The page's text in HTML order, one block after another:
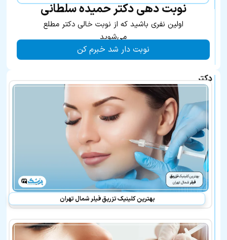
نوبت دهی دکتر حمیده سلطانی
اولین نفری باشید که از نوبت خالی دکتر مطلع
می‌شوید
نوبت دار شد خبرم کن
دکتر
حمیده
در
لیست
بهترین
پزشکان
معرفی
شده
نیز
هستند:
بهترین کلینیک تزریق فیلر شمال تهران